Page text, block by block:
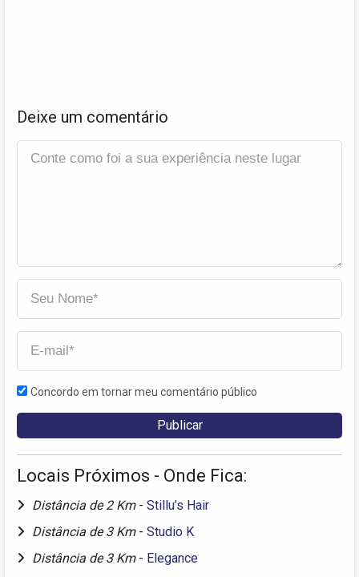
Deixe um comentário
Concordo em tornar meu comentário público
Locais Próximos - Onde Fica:
Distância de 2 Km - Stillu’s Hair
Distância de 3 Km - Studio K
Distância de 3 Km - Elegance